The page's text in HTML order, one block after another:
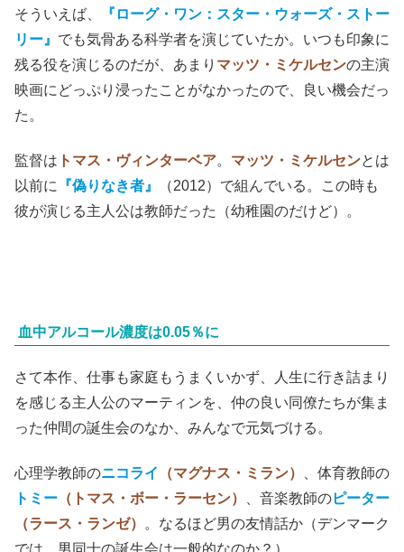
そういえば、
『ローグ・ワン：スター・ウォーズ・ストー
リー』 でも気骨ある科学者を演じていたか。いつも印象に
残る役を演じるのだが、あまり マッツ・ミケルセンの主演
映画にどっぷり浸ったことがなかったので、良い機会だっ
た。
監督は トマス・ヴィンターベア。 マッツ・ミケルセンとは
以前に
『偽りなき者』
（2012）で組んでいる。この時も
彼が演じる主人公は教師だった（幼稚園のだけど）。
血中アルコール濃度は0.05％に
さて本作、仕事も家庭もうまくいかず、人生に行き詰まり
を感じる主人公のマーティンを、仲の良い同僚たちが集ま
った仲間の誕生会のなか、みんなで元気づける。
心理学教師のニコライ （マグナス・ミラン）
、体育教師の
トミー （トマス・ボー・ラーセン） 、音楽教師のピーター
（ラース・ランゼ）
。なるほど男の友情話か（デンマーク
では、男同士の誕生会は一般的なのか？）。